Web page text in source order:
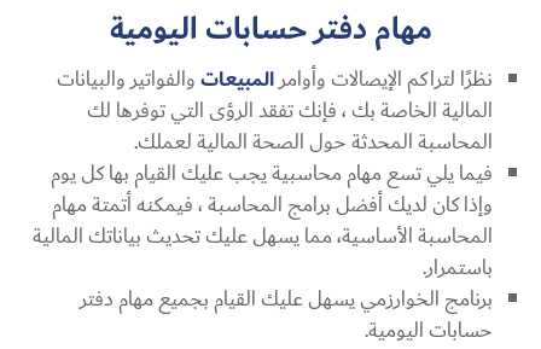
مهام دفتر حسابات اليومية
نظرًا لتراكم الإيصالات وأوامرالمبيعاتوالفواتير والبيانات
المالية الخاصة بك ، فإنك تفقد الرؤى التي توفرها لك
المحاسبة المحدثة حول الصحة المالية لعملك.
فيما يلي تسع مهام محاسبية يجب عليك القيام بها كل يوم
وإذا كان لديك أفضل برامج المحاسبة ، فيمكنه أتمتة مهام
المحاسبة الأساسية، مما يسهل عليك تحديث بياناتك المالية
باستمرار.
برنامج الخوارزمي يسهل عليك القيام بجميع مهام دفتر
حسابات اليومية.